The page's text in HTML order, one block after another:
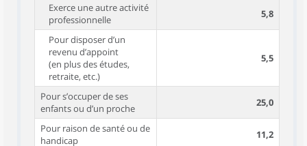
Exerce une autre activité
professionnelle
5,8
Pour disposer d’un
revenu d’appoint
(en plus des études,
retraite, etc.)
5,5
Pour s’occuper de ses
enfants ou d’un proche
25,0
Pour raison de santé ou de
handicap
11,2